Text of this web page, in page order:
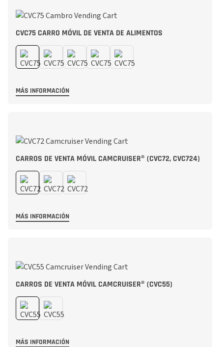
CVC75 CARRO MÓVIL DE VENTA DE ALIMENTOS
MÁS INFORMACIÓN
CARROS DE VENTA MÓVIL CAMCRUISER® (CVC72, CVC724)
MÁS INFORMACIÓN
CARROS DE VENTA MÓVIL CAMCRUISER® (CVC55)
MÁS INFORMACIÓN